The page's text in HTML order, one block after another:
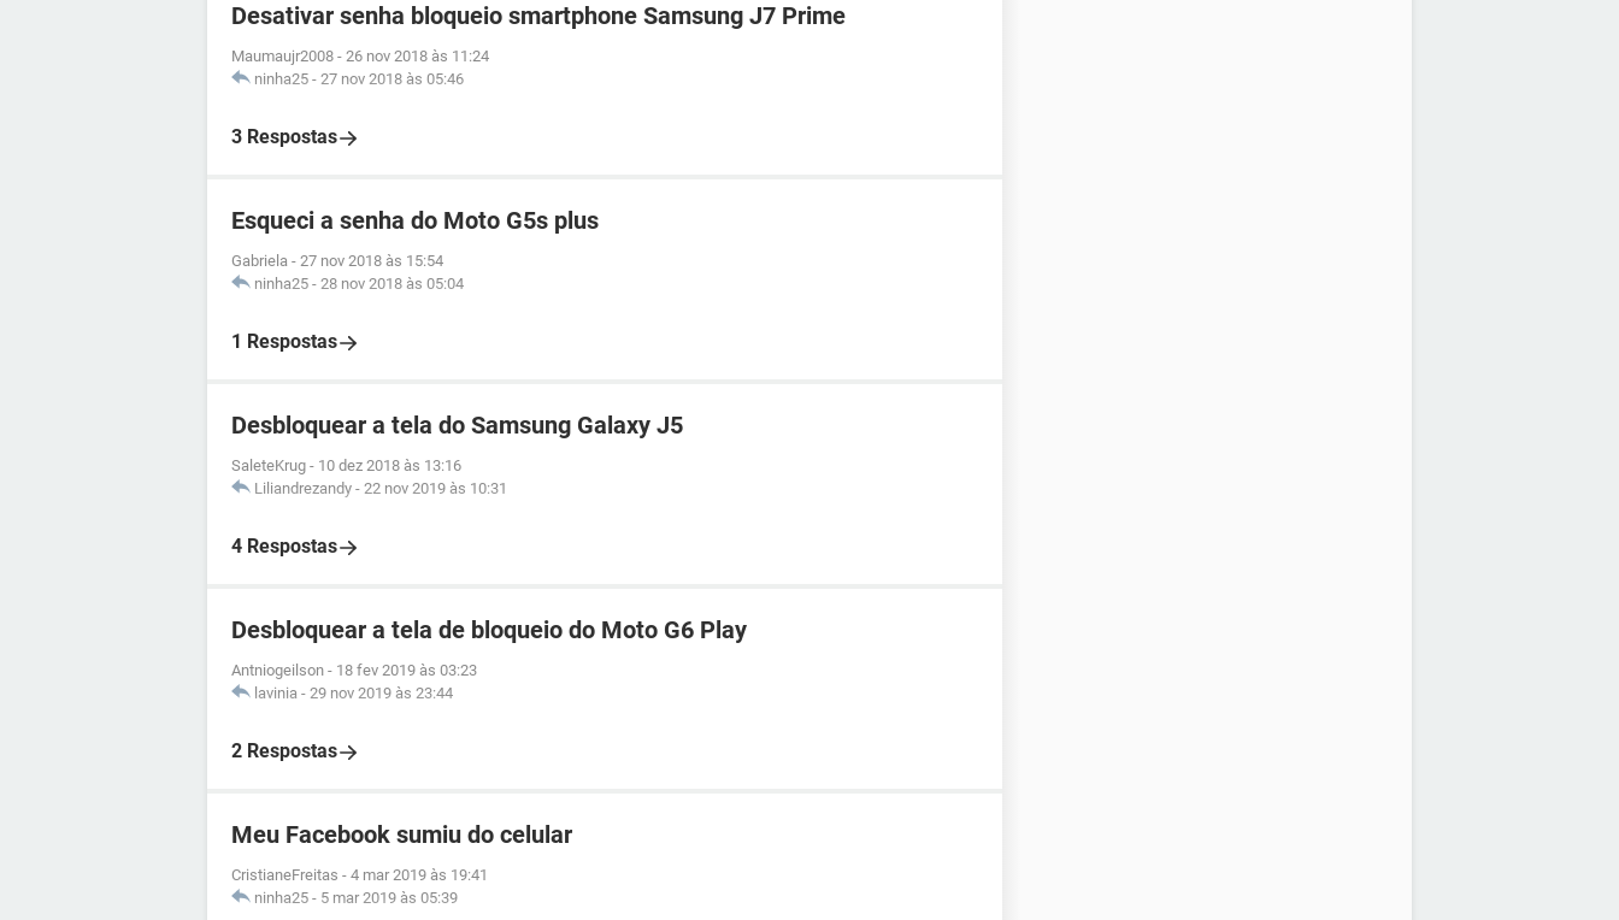
Desativar senha bloqueio smartphone Samsung J7 Prime
Maumaujr2008 - 26 nov 2018 às 11:24
ninha25 - 27 nov 2018 às 05:46
3 Respostas
Esqueci a senha do Moto G5s plus
Gabriela - 27 nov 2018 às 15:54
ninha25 - 28 nov 2018 às 05:04
1 Respostas
Desbloquear a tela do Samsung Galaxy J5
SaleteKrug - 10 dez 2018 às 13:16
Liliandrezandy - 22 nov 2019 às 10:31
4 Respostas
Desbloquear a tela de bloqueio do Moto G6 Play
Antniogeilson - 18 fev 2019 às 03:23
lavinia - 29 nov 2019 às 23:44
2 Respostas
Meu Facebook sumiu do celular
CristianeFreitas - 4 mar 2019 às 19:41
ninha25 - 5 mar 2019 às 05:39